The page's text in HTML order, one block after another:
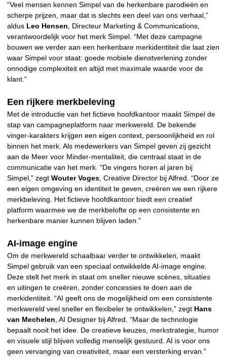
“Veel mensen kennen Simpel van de herkenbare parodieën en
scherpe prijzen, maar dat is slechts een deel van ons verhaal,”
aldus Leo Hensen , Directeur Marketing & Communications,
verantwoordelijk voor het merk Simpel. “Met deze campagne
bouwen we verder aan een herkenbare merkidentiteit die laat zien
waar Simpel voor staat: goede mobiele dienstverlening zonder
onnodige complexiteit en altijd met maximale waarde voor de
klant.”
Een rijkere merkbeleving
Met de introductie van het fictieve hoofdkantoor maakt Simpel de
stap van campagneplatform naar merkwereld. De bekende
vinger-karakters krijgen een eigen context, persoonlijkheid en rol
binnen het merk. Als medewerkers van Simpel geven zij gezicht
aan de Meer voor Minder-mentaliteit, die centraal staat in de
communicatie van het merk. “De vingers horen al jaren bij
Simpel,” zegt Wouter Voges , Creative Director bij Alfred. “Door ze
een eigen omgeving en identiteit te geven, creëren we een rijkere
merkbeleving. Het fictieve hoofdkantoor biedt een creatief
platform waarmee we de merkbelofte op een consistente en
herkenbare manier kunnen blijven laden.”
AI-image engine
Om de merkwereld schaalbaar verder te ontwikkelen, maakt
Simpel gebruik van een speciaal ontwikkelde AI-image engine.
Deze stelt het merk in staat om sneller nieuwe scènes, situaties
en uitingen te creëren, zonder concessies te doen aan de
merkidentiteit. “AI geeft ons de mogelijkheid om een consistente
merkwereld veel sneller en flexibeler te ontwikkelen,” zegt Hans
van Mechelen , AI Designer bij Alfred. “Maar de technologie
bepaalt nooit het idee. De creatieve keuzes, merkstrategie, humor
en visuele stijl blijven volledig menselijk gestuurd. AI is voor ons
geen vervanging van creativiteit, maar een versterking ervan.”